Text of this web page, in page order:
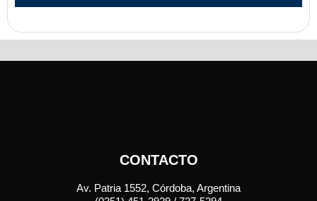
CONTACTO
Av. Patria 1552, Córdoba, Argentina